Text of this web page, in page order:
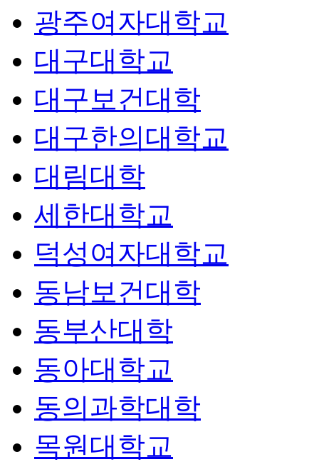
광주여자대학교
대구대학교
대구보건대학
대구한의대학교
대림대학
세한대학교
덕성여자대학교
동남보건대학
동부산대학
동아대학교
동의과학대학
목원대학교